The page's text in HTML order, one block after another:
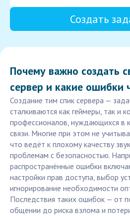
Создать
Почему важно создать
сервер и какие ошибки
Создание тим спик сервера —
сталкиваются как геймеры, так и
профессионалов, нуждающихся в
связи. Многие при этом не
что ведёт к плохому качеству
проблемам с безопасностью.
распространённые ошибки
настройки прав доступа, выбор
игнорирование необходимости
Последствия таких ошибок — от
общении до риска взлома и